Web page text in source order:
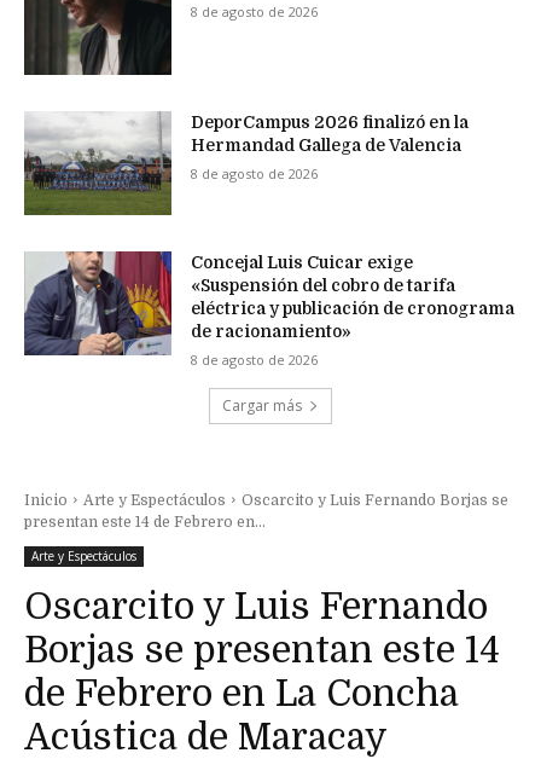
8 de agosto de 2026
DeporCampus 2026 finalizó en la
Hermandad Gallega de Valencia
8 de agosto de 2026
Concejal Luis Cuicar exige
«Suspensión del cobro de tarifa
eléctrica y publicación de cronograma
de racionamiento»
8 de agosto de 2026
Cargar más